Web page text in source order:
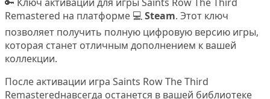
Remastered на платформе 💻Steam. Этот ключ
позволяет получить полную цифровую версию игры,
которая станет отличным дополнением к вашей
коллекции.
После активации игра Saints Row The Third
Remasteredнавсегда останется в вашей библиотеке